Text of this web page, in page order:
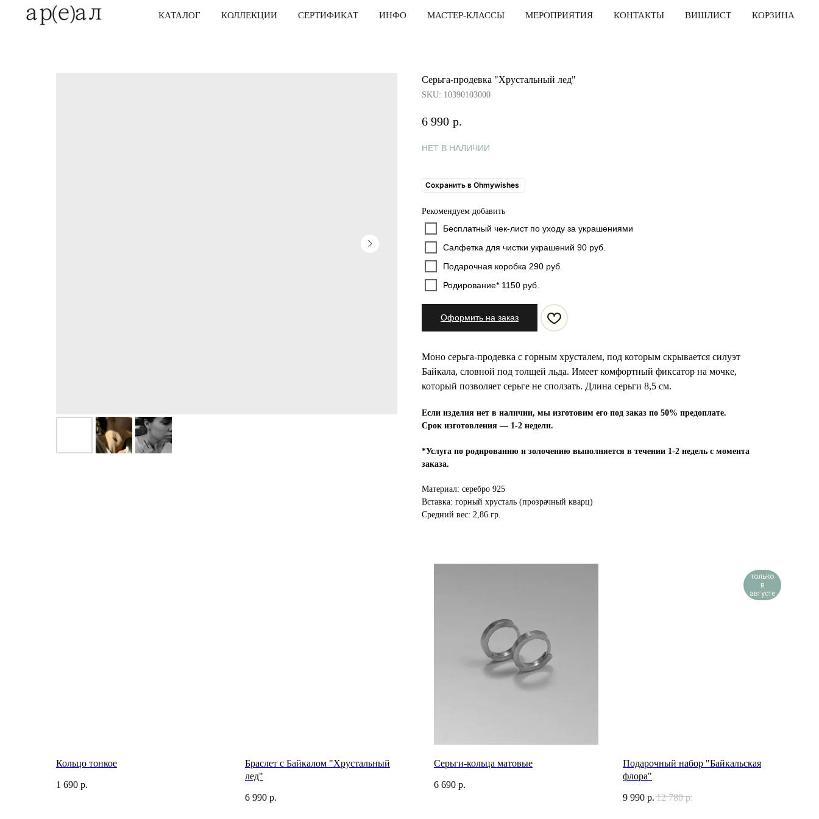
КАТАЛОГ КОЛЛЕКЦИИ СЕРТИФИКАТ ИНФО МАСТЕР-КЛАССЫ МЕРОПРИЯТИЯ КОНТАКТЫ ВИШЛИСТ КОРЗИНА
Серьга-продевка "Хрустальный лед"
SKU: 10390103000
6 990 р.
Сохранить в Ohmywishes
Рекомендуем добавить
Бесплатный чек-лист по уходу за украшениями
Салфетка для чистки украшений 90 руб.
Подарочная коробка 290 руб.
Родирование* 1150 руб.
Оформить на заказ
Моно серьга-продевка с горным хрусталем, под которым скрывается силуэт
Байкала, словной под толщей льда. Имеет комфортный фиксатор на мочке,
который позволяет серьге не сползать. Длина серьги 8,5 см.
Если изделия нет в наличии, мы изготовим его под заказ по 50% предоплате.
Срок изготовления — 1-2 недели.
*Услуга по родированию и золочению выполняется в течении 1-2 недель с момента
заказа.
Материал: серебро 925
Вставка: горный хрусталь (прозрачный кварц)
Средний вес: 2,86 гр.
Кольцо тонкое
1 690 р.
Браслет с Байкалом "Хрустальный
лед"
6 990 р.
Серьги-кольца матовые
6 690 р.
только
в
августе
Подарочный набор "Байкальская
флора"
9 990 р. 12 780 р.